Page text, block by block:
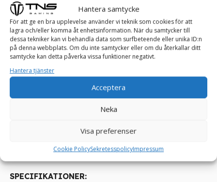
Hantera samtycke
För att ge en bra upplevelse använder vi teknik som cookies för att
lagra och/eller komma åt enhetsinformation. När du samtycker till
dessa tekniker kan vi behandla data som surfbeteende eller unika ID:n
på denna webbplats. Om du inte samtycker eller om du återkallar ditt
samtycke kan detta påverka vissa funktioner negativt.
Hantera tjänster
Acceptera
Neka
Visa preferenser
Cookie PolicySekretesspolicyImpressum
De mest krävande och entusiastiska spelarna väljer en TNS
PALLADIUM speldator. Denna gamingdator är byggd för
extrem prestanda, och den levererar den högsta möjliga
nivån av grafik, prestanda och anpassning. Om du strävar
efter att spela de senaste spelen med de högsta
hantera allt, då är TNS PALLADIUM speldator exakt det du
Klarar spel som Enshrouded, Palworld, FarCry, RDR2,
Roblox, Minecraft, GTA, League of Legends, World of
Warcraft, Fortnite, CS2, Overwatch , Battlefield, Left 4
Dead, Sims osv ! ! !
SPECIFIKATIONER: